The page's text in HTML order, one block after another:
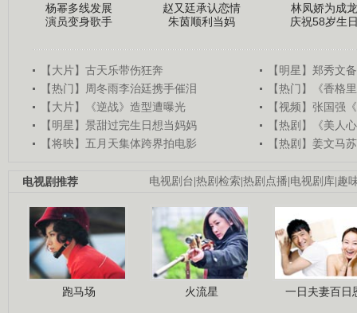
杨幂多线发展
演员变身歌手
赵又廷承认恋情
朱茵顺利当妈
林凤娇为成龙
庆祝58岁生
【大片】古天乐带伤狂奔
【明星】郑秀文
【热门】周冬雨李治廷携手催泪
【热门】《香格
【大片】《逆战》造型遭曝光
【视频】张国强
【明星】景甜过完生日想当妈妈
【热剧】《美人
【将映】五月天集体跨界拍电影
【热剧】姜文马
电视剧台|热剧检索|热剧点播|电视剧库|趣
电视剧推荐
跑马场 火流星 一日夫妻百日